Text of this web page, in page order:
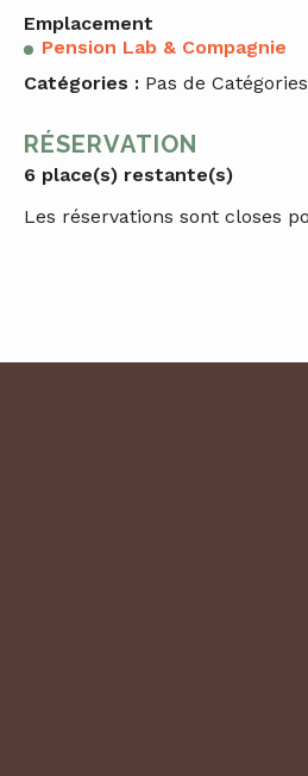
Emplacement
Pension Lab & Compagnie
Catégories : Pas de Catégories
RÉSERVATION
6 place(s) restante(s)
Les réservations sont closes